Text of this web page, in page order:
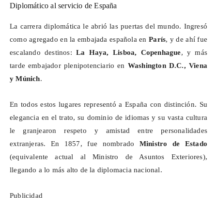
Diplomático al servicio de España
La carrera diplomática le abrió las puertas del mundo. Ingresó
como agregado en la embajada española enParís, y de ahí fue
escalando destinos:La Haya, Lisboa, Copenhague, y más
tarde embajador plenipotenciario en Washington D.C., Viena
y Múnich.
En todos estos lugares representó a España con distinción. Su
elegancia en el trato, su dominio de idiomas y su vasta cultura
le granjearon respeto y amistad entre personalidades
extranjeras. En 1857, fue nombrado Ministro de Estado
(equivalente actual alMinistro
de Asuntos Exteriores),
llegando a lo más alto de la diplomacia nacional.
Publicidad